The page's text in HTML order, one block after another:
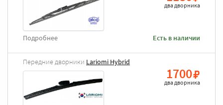
два дворника
Есть в наличии
Подробнее
Передние дворники Lariomi Hybrid
1700
два дворника